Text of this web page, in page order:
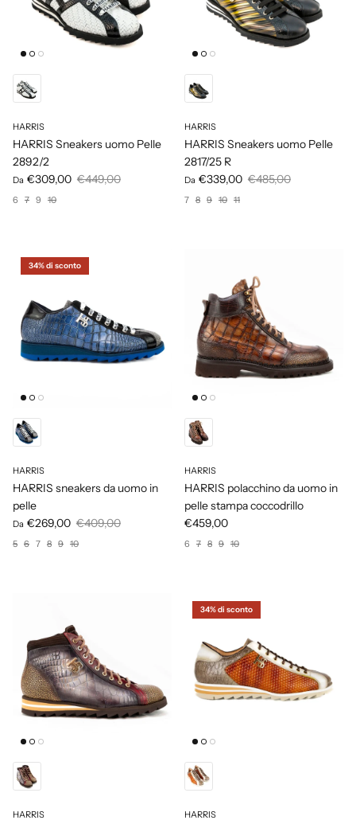
HARRIS
HARRIS Sneakers uomo Pelle
2892/2
Da €309,00 €449,00
6 7 9 10
HARRIS
HARRIS Sneakers uomo Pelle
2817/25 R
Da €339,00 €485,00
7 8 9 10 11
34% di sconto
HARRIS
HARRIS sneakers da uomo in
pelle
Da €269,00 €409,00
5 6 7 8 9 10
HARRIS
HARRIS polacchino da uomo in
pelle stampa coccodrillo
€459,00
6 7 8 9 10
HARRIS
34% di sconto
HARRIS